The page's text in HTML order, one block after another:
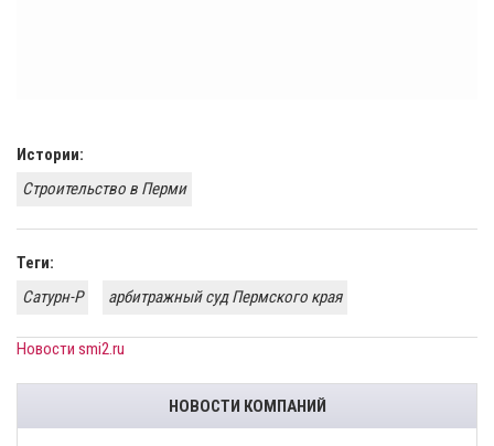
Истории:
Строительство в Перми
Теги:
Сатурн-Р
арбитражный суд Пермского края
Новости smi2.ru
НОВОСТИ КОМПАНИЙ